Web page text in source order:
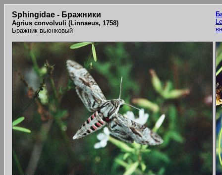
Sphingidae - Бражники
Agrius convolvuli (Linnaeus, 1758)
Бражник вьюнковый